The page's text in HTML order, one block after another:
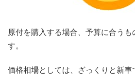
原付を購入する場合、予算に合うも
す。
価格相場としては、ざっくりと新車